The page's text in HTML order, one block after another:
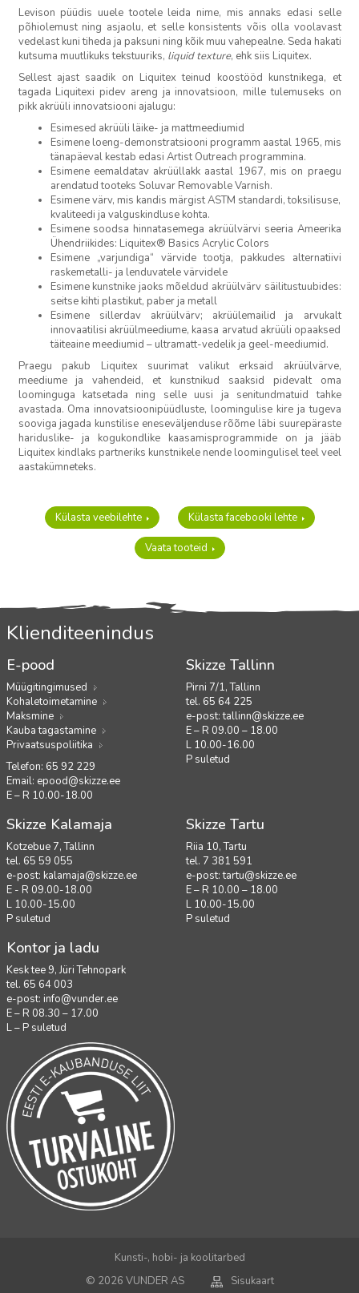
Levison püüdis uuele tootele leida nime, mis annaks edasi selle
põhiolemust ning asjaolu, et selle konsistents võis olla voolavast
vedelast kuni tiheda ja paksuni ning kõik muu vahepealne. Seda hakati
kutsuma muutlikuks tekstuuriks, liquid texture, ehk siis Liquitex.
Sellest ajast saadik on Liquitex teinud koostööd kunstnikega, et
tagada Liquitexi pidev areng ja innovatsioon, mille tulemuseks on
pikk akrüüli innovatsiooni ajalugu:
Esimesed akrüüli läike- ja mattmeediumid
Esimene loeng-demonstratsiooni programm aastal 1965, mis
tänapäeval kestab edasi Artist Outreach programmina.
Esimene eemaldatav akrüüllakk aastal 1967, mis on praegu
arendatud tooteks Soluvar Removable Varnish.
Esimene värv, mis kandis märgist ASTM standardi, toksilisuse,
kvaliteedi ja valguskindluse kohta.
Esimene soodsa hinnatasemega akrüülvärvi seeria Ameerika
Ühendriikides: Liquitex® Basics Acrylic Colors
Esimene „varjundiga“ värvide tootja, pakkudes alternatiivi
raskemetalli- ja lenduvatele värvidele
Esimene kunstnike jaoks mõeldud akrüülvärv säilitustuubides:
seitse kihti plastikut, paber ja metall
Esimene sillerdav akrüülvärv; akrüülemailid ja arvukalt
innovaatilisi akrüülmeediume, kaasa arvatud akrüüli opaaksed
täiteaine meediumid – ultramatt-vedelik ja geel-meediumid.
Praegu pakub Liquitex suurimat valikut erksaid akrüülvärve,
meediume ja vahendeid, et kunstnikud saaksid pidevalt oma
loominguga katsetada ning selle uusi ja senitundmatuid tahke
avastada. Oma innovatsioonipüüdluste, loomingulise kire ja tugeva
sooviga jagada kunstilise eneseväljenduse rõõme läbi suurepäraste
hariduslike- ja kogukondlike kaasamisprogrammide on ja jääb
Liquitex kindlaks partneriks kunstnikele nende loomingulisel teel veel
aastakümneteks.
Külasta veebilehte Külasta facebooki lehte
Vaata tooteid
Klienditeenindus
E-pood
Müügitingimused
Kohaletoimetamine
Maksmine
Kauba tagastamine
Privaatsuspoliitika
Telefon: 65 92 229
Email: epood@skizze.ee
E – R 10.00-18.00
Skizze Tallinn
Pirni 7/1, Tallinn
tel. 65 64 225
e-post:tallinn@skizze.ee
E – R 09.00 – 18.00
L 10.00-16.00
P suletud
Skizze Kalamaja
Kotzebue 7, Tallinn
tel. 65 59 055
e-post: kalamaja@skizze.ee
E - R 09.00-18.00
L 10.00-15.00
P suletud
Skizze Tartu
Riia 10, Tartu
tel. 7 381 591
e-post:tartu@skizze.ee
E – R 10.00 – 18.00
L 10.00-15.00
P suletud
Kontor ja ladu
Kesk tee 9, Jüri Tehnopark
tel. 65 64 003
e-post: info@vunder.ee
E – R 08.30 – 17.00
L – P suletud
Kunsti-, hobi- ja koolitarbed
© 2026 VUNDER AS
Sisukaart